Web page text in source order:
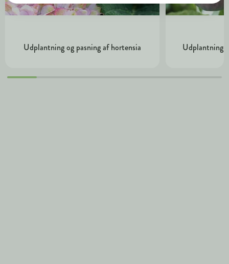
Udplantning og pasning af hortensia Udplantning